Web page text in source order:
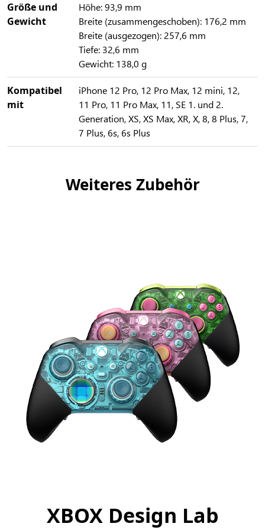
Größe und
Gewicht
Höhe: 93,9 mm
Breite (zusammengeschoben): 176,2 mm
Breite (ausgezogen): 257,6 mm
Tiefe: 32,6 mm
Gewicht: 138,0 g
Kompatibel
mit
iPhone 12 Pro, 12 Pro Max, 12 mini, 12,
11 Pro, 11 Pro Max, 11, SE 1. und 2.
Generation, XS, XS Max, XR, X, 8, 8 Plus, 7,
7 Plus, 6s, 6s Plus
Weiteres Zubehör
XBOX Design Lab